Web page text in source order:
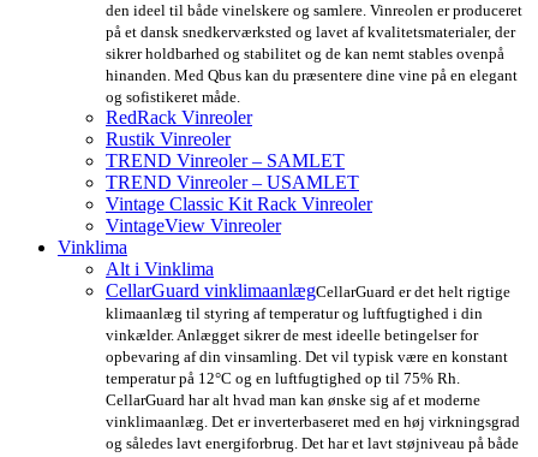
den ideel til både vinelskere og samlere. Vinreolen er produceret
på et dansk snedkerværksted og lavet af kvalitetsmaterialer, der
sikrer holdbarhed og stabilitet og de kan nemt stables ovenpå
hinanden. Med Qbus kan du præsentere dine vine på en elegant
og sofistikeret måde.
RedRack Vinreoler
Rustik Vinreoler
TREND Vinreoler – SAMLET
TREND Vinreoler – USAMLET
Vintage Classic Kit Rack Vinreoler
VintageView Vinreoler
Vinklima
Alt i Vinklima
CellarGuard vinklimaanlægCellarGuard er det helt rigtige
klimaanlæg til styring af temperatur og luftfugtighed i din
vinkælder. Anlægget sikrer de mest ideelle betingelser for
opbevaring af din vinsamling. Det vil typisk være en konstant
temperatur på 12°C og en luftfugtighed op til 75% Rh.
CellarGuard har alt hvad man kan ønske sig af et moderne
vinklimaanlæg. Det er inverterbaseret med en høj virkningsgrad
og således lavt energiforbrug. Det har et lavt støjniveau på både